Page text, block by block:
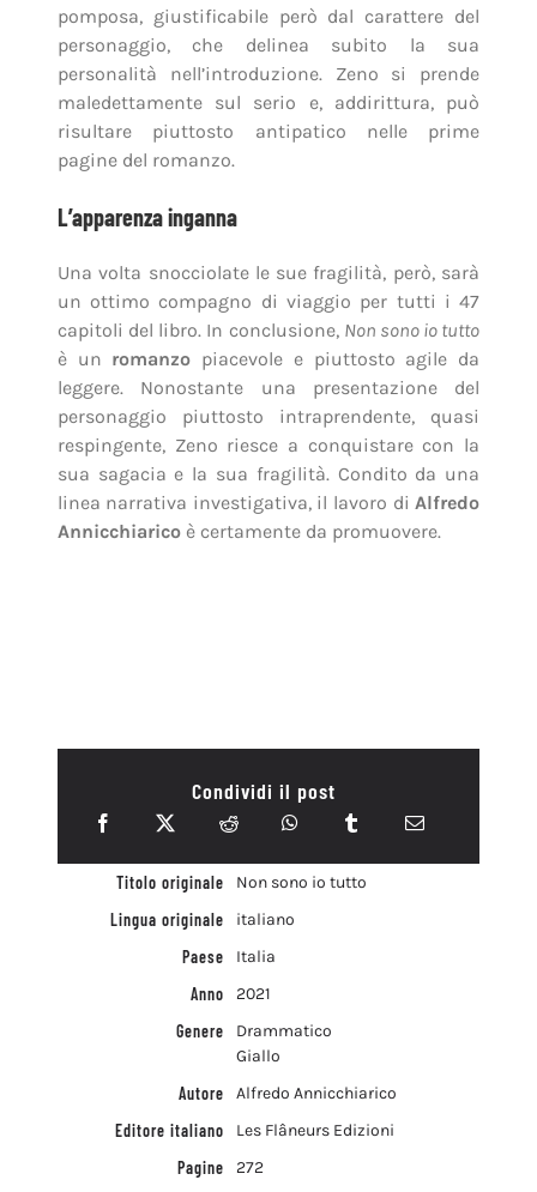
pomposa, giustificabile però dal carattere del
personaggio, che delinea subito la sua
personalità nell’introduzione. Zeno si prende
maledettamente sul serio e, addirittura, può
risultare piuttosto antipatico nelle prime
pagine del romanzo.
L’apparenza inganna
Una volta snocciolate le sue fragilità, però, sarà
un ottimo compagno di viaggio per tutti i 47
capitoli del libro. In conclusione, Non sono io tutto
è un romanzo piacevole e piuttosto agile da
leggere. Nonostante una presentazione del
personaggio piuttosto intraprendente, quasi
respingente, Zeno riesce a conquistare con la
sua sagacia e la sua fragilità. Condito da una
linea narrativa investigativa, il lavoro diAlfredo
Annicchiaricoè certamente da promuovere.
Condividi il post
Titolo originale
Non sono io tutto
Lingua originale
italiano
Paese
Italia
Anno
2021
Genere
Drammatico
Giallo
Autore
Alfredo Annicchiarico
Editore italiano
Les Flâneurs Edizioni
Pagine
272